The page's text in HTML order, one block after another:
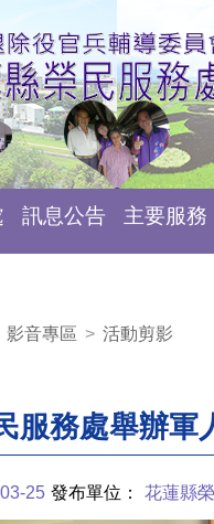
訊息公告 主要服務
影音專區 > 活動剪影
服務處舉辦軍
25 發布單位： 花蓮縣